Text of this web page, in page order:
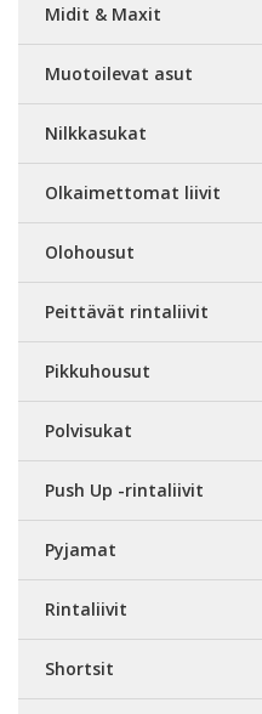
Midit & Maxit
Muotoilevat asut
Nilkkasukat
Olkaimettomat liivit
Olohousut
Peittävät rintaliivit
Pikkuhousut
Polvisukat
Push Up -rintaliivit
Pyjamat
Rintaliivit
Shortsit